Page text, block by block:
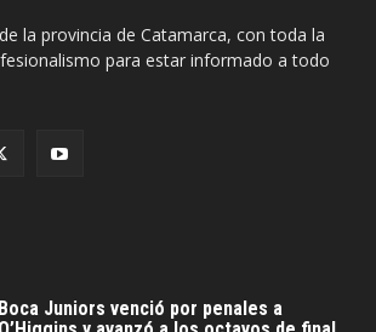
la provincia de Catamarca, con toda la
para estar informado a todo
Boca Juniors venció por penales a